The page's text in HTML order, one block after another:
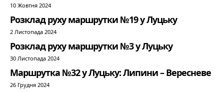
10 Жовтня 2024
Розклад руху маршрутки №19 у Луцьку
2 Листопада 2024
Розклад руху маршрутки №3 у Луцьку
30 Листопада 2024
Маршрутка №32 у Луцьку: Липини – Вересневе
26 Грудня 2024